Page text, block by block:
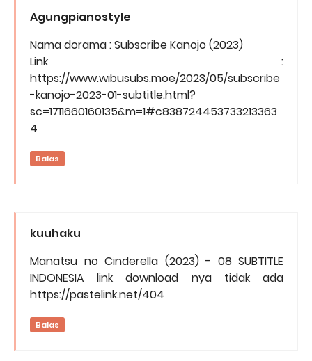
Agungpianostyle
Nama dorama : Subscribe Kanojo (2023)
Link :
https://www.wibusubs.moe/2023/05/subscribe
-kanojo-2023-01-subtitle.html?
sc=1711660160135&m=1#c838724453733213363
4
Balas
kuuhaku
Manatsu no Cinderella (2023) - 08 SUBTITLE
INDONESIA link download nya tidak ada
https://pastelink.net/404
Balas